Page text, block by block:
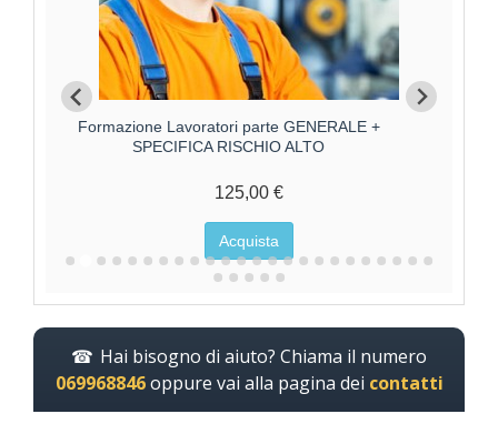
Formazione Lavoratore parte SPECIFICA RISCHIO
MEDIO
85,00 €
Acquista
Hai bisogno di aiuto? Chiama il numero
069968846oppure vai alla pagina dei contatti